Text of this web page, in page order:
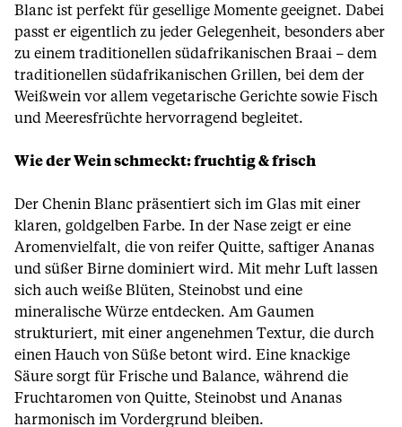
Blanc ist perfekt für gesellige Momente geeignet. Dabei
passt er eigentlich zu jeder Gelegenheit, besonders aber
zu einem traditionellen südafrikanischen Braai – dem
traditionellen südafrikanischen Grillen, bei dem der
Weißwein vor allem vegetarische Gerichte sowie Fisch
und Meeresfrüchte hervorragend begleitet.
Wie der Wein schmeckt: fruchtig & frisch
Der Chenin Blanc präsentiert sich im Glas mit einer
klaren, goldgelben Farbe. In der Nase zeigt er eine
Aromenvielfalt, die von reifer Quitte, saftiger Ananas
und süßer Birne dominiert wird. Mit mehr Luft lassen
sich auch weiße Blüten, Steinobst und eine
mineralische Würze entdecken. Am Gaumen
strukturiert, mit einer angenehmen Textur, die durch
einen Hauch von Süße betont wird. Eine knackige
Säure sorgt für Frische und Balance, während die
Fruchtaromen von Quitte, Steinobst und Ananas
harmonisch im Vordergrund bleiben.